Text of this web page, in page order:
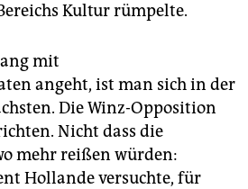
Kultur rümpelte.
mit
angeht, ist man sich in der
Die Winz-Opposition
Nicht dass die
mehr reißen würden:
Hollande versuchte, für